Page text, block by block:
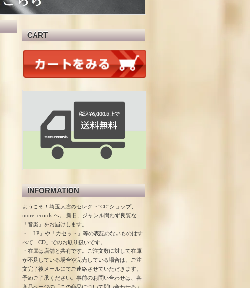
CART
INFORMATION
ようこそ！埼玉大宮のセレクト"CD"ショップ、
more records へ。 新旧、ジャンル問わず良質な
「音楽」をお届けします。
・「LP」や「カセット」等の表記のないものはす
べて「CD」でのお取り扱いです。
・在庫は店舗と共有です。ご注文数に対して在庫
が不足している場合や完売している場合は、ご注
文完了後メールにてご連絡させていただきます。
予めご了承ください。事前のお問い合わせは、各
商品ページの「この商品について問い合わせる」